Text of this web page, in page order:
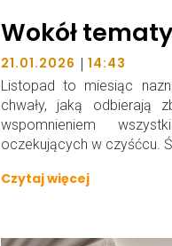
Wokół
21.01.2026 | 14:43
Listopad to miesiąc
chwały, jaką odbierają
wspomnieniem
oczekujących w czyśćcu.
Czytaj więcej